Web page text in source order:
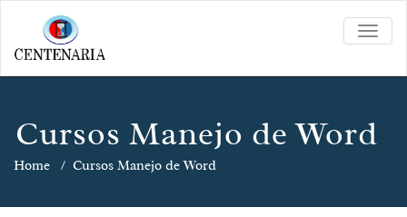
Cursos Manejo de Word
Home / Cursos Manejo de Word